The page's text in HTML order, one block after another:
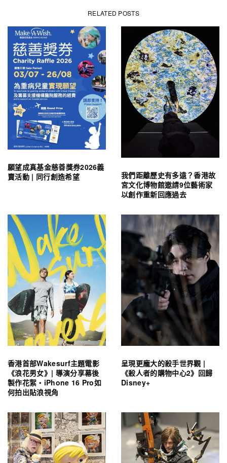
RELATED POSTS
願望成真基金慈善獎券2026義
賣活動 | 同行創造希望
我們距離歷史有多遠？香港故
宮文化博物館邀請9位藝術家
以創作重新回應過去
香港首部Wakesurf主題電影
《浪花男女》| 導演分享幕後
製作花絮・iPhone 16 Pro如
何拍出貼浪視角
呈現更龐大的殺手世界觀 |
《殺人者的購物中心2》回歸
Disney+